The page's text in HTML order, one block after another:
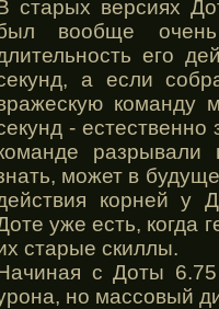
старых версиях
вообще
его
а если
команду
-
может в
корней у
уже есть, когда
старые скиллы.
с Доты
но массовый